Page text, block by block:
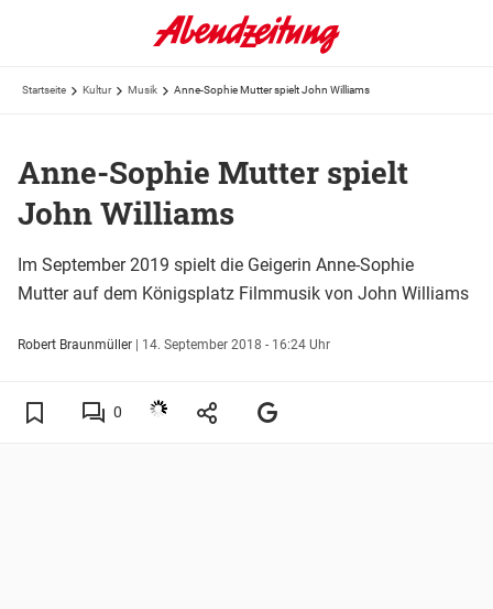
Startseite Kultur Musik Anne-Sophie Mutter spielt John Williams
Anne-Sophie Mutter spielt
John Williams
Im September 2019 spielt die Geigerin Anne-Sophie
Mutter auf dem Königsplatz Filmmusik von John Williams
Robert Braunmüller | 14. September 2018 - 16:24 Uhr
0